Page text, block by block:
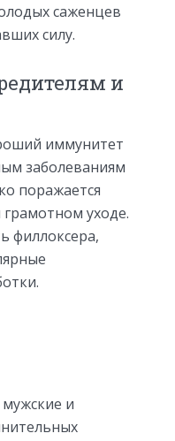
саженцев
силу.
и
иммунитет
заболеваниям
поражается
уходе.
филлоксера,
и